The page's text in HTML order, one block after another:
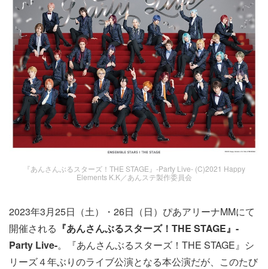
『あんさんぶるスターズ！THE STAGE』-Party Live- (C)2021 Happy
Elements K.K／あんステ製作委員会
2023年3月25日（土）・26日（日）ぴあアリーナMMにて
開催される 『あんさんぶるスターズ！THE STAGE』-
Party Live-。『あんさんぶるスターズ！THE STAGE』シ
リーズ４年ぶりのライブ公演となる本公演だが、このたび